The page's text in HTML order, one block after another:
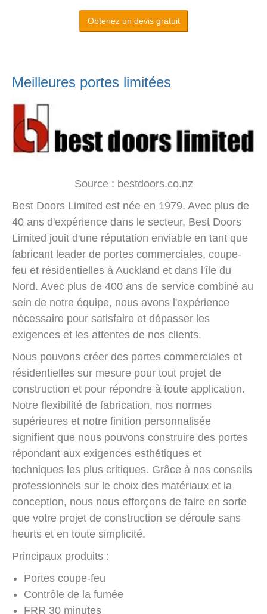
Obtenez un devis gratuit
Meilleures portes limitées
Source : bestdoors.co.nz
Best Doors Limited est née en 1979. Avec plus de
40 ans d'expérience dans le secteur, Best Doors
Limited jouit d'une réputation enviable en tant que
fabricant leader de portes commerciales, coupe-
feu et résidentielles à Auckland et dans l'île du
Nord. Avec plus de 400 ans de service combiné au
sein de notre équipe, nous avons l'expérience
nécessaire pour satisfaire et dépasser les
exigences et les attentes de nos clients.
Nous pouvons créer des portes commerciales et
résidentielles sur mesure pour tout projet de
construction et pour répondre à toute application.
Notre flexibilité de fabrication, nos normes
supérieures et notre finition personnalisée
signifient que nous pouvons construire des portes
répondant aux exigences esthétiques et
techniques les plus critiques. Grâce à nos conseils
professionnels sur le choix des matériaux et la
conception, nous nous efforçons de faire en sorte
que votre projet de construction se déroule sans
heurts et en toute simplicité.
Principaux produits :
Portes coupe-feu
Contrôle de la fumée
FRR 30 minutes